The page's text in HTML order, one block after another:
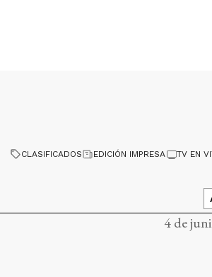
CLASIFICADOS EDICIÓN IMPRESA TV EN
4 de